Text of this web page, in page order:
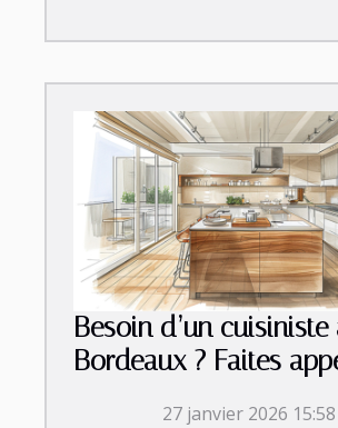
Besoin d’un cuisiniste
Bordeaux ? Faites
27 janvier 2026 15:58